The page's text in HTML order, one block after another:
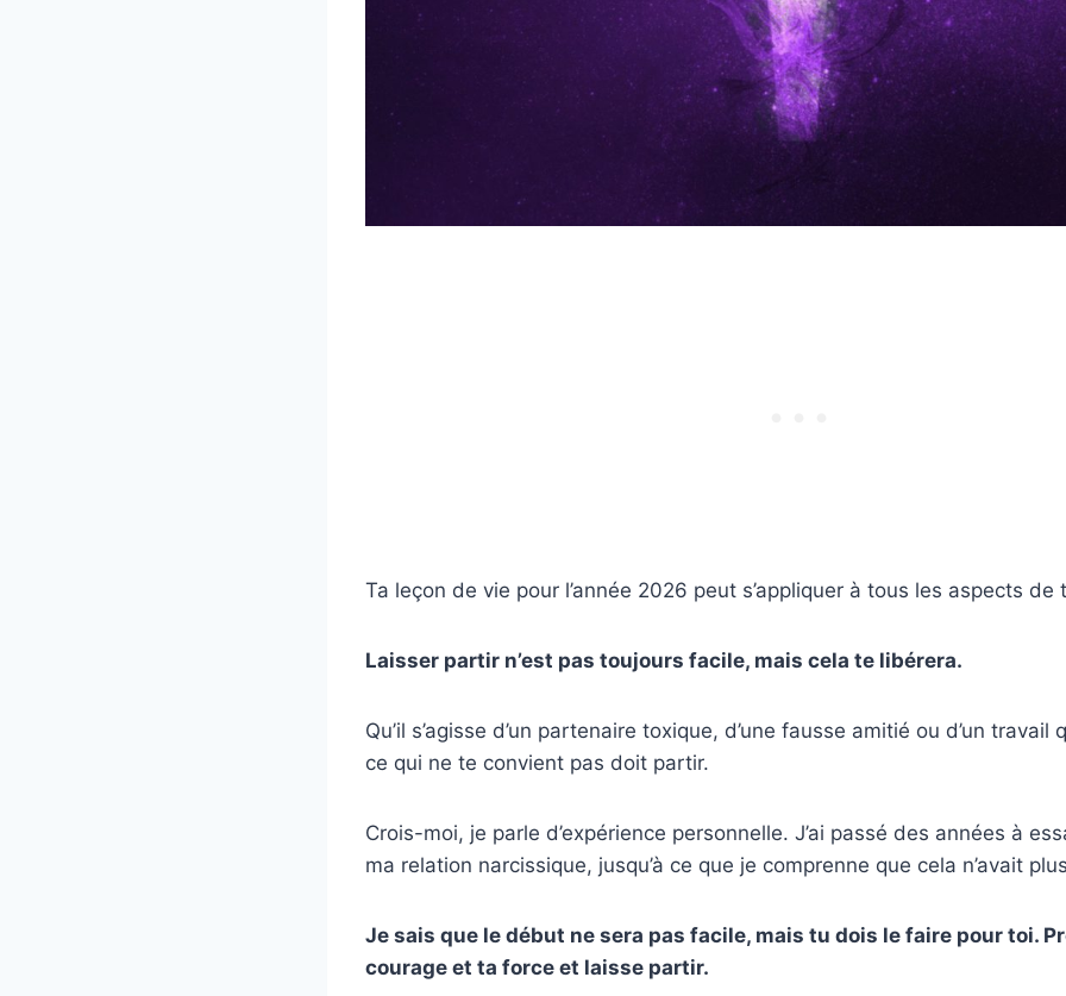
Ta leçon de vie pour l’année 2026 peut s’appliquer à tous les aspects de
Laisser partir n’est pas toujours facile, mais cela te libérera.
Qu’il s’agisse d’un partenaire toxique, d’une fausse amitié ou d’un
ce qui ne te convient pas doit partir.
Crois-moi, je parle d’expérience personnelle. J’ai passé des années à
ma relation narcissique, jusqu’à ce que je comprenne que cela n’avait
Je sais que le début ne sera pas facile, mais tu dois le faire pour toi.
courage et ta force et laisse partir.